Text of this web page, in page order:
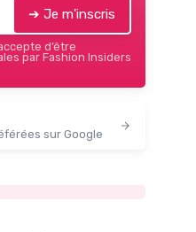
➔ Je m'inscris
d’être
par Fashion Insiders
sur Google